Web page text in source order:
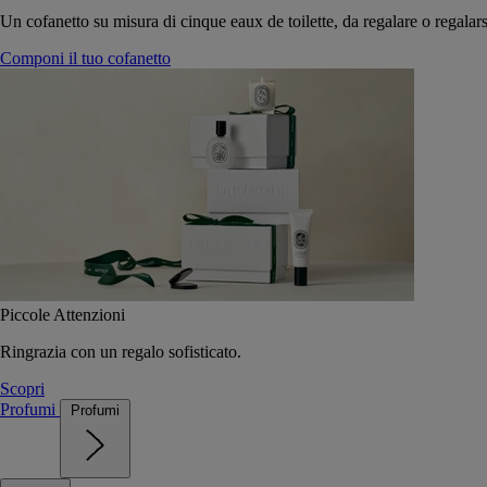
Un cofanetto su misura di cinque eaux de toilette, da regalare o
Componi il tuo cofanetto
Piccole Attenzioni
Ringrazia con un regalo sofisticato.
Scopri
Profumi
Profumi